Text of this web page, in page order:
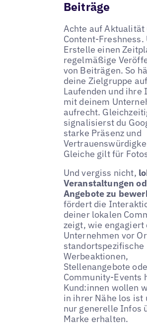
Beiträge
Achte auf Aktualität
Content-Freshness.
Erstelle einen
regelmäßige
von Beiträgen. So
deine Zielgruppe
Laufenden und ihre
mit deinem
aufrecht.
signalisierst du
starke Präsenz und
Gleiche gilt für
Und vergiss nicht,
Veranstaltungen
Angebote zu
fördert die
deiner lokalen
zeigt, wie engagiert
Unternehmen vor
standortspezifische
Werbeaktionen,
Stellenangebote
Community-Events
Kund:innen wollen
in ihrer Nähe los ist
nur generelle Infos
Marke erhalten.